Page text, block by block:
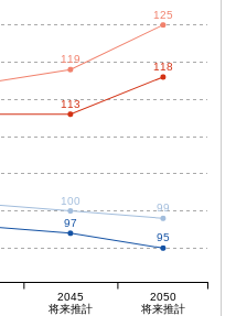
97
95
100
99
113
118
119
125
2045
将来推計
2050
将来推計